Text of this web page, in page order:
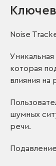
Noise
Уникальная
которая
влияния на
шумных
речи.